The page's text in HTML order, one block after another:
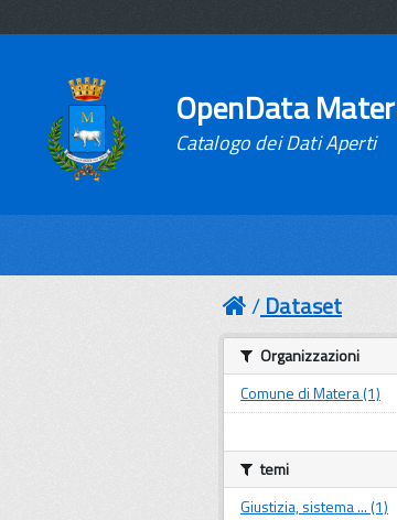
OpenData
Catalogo dei Dati Aperti
Dataset
Organizzazioni
Comune di Matera (1)
temi
Giustizia, sistema ... (1)